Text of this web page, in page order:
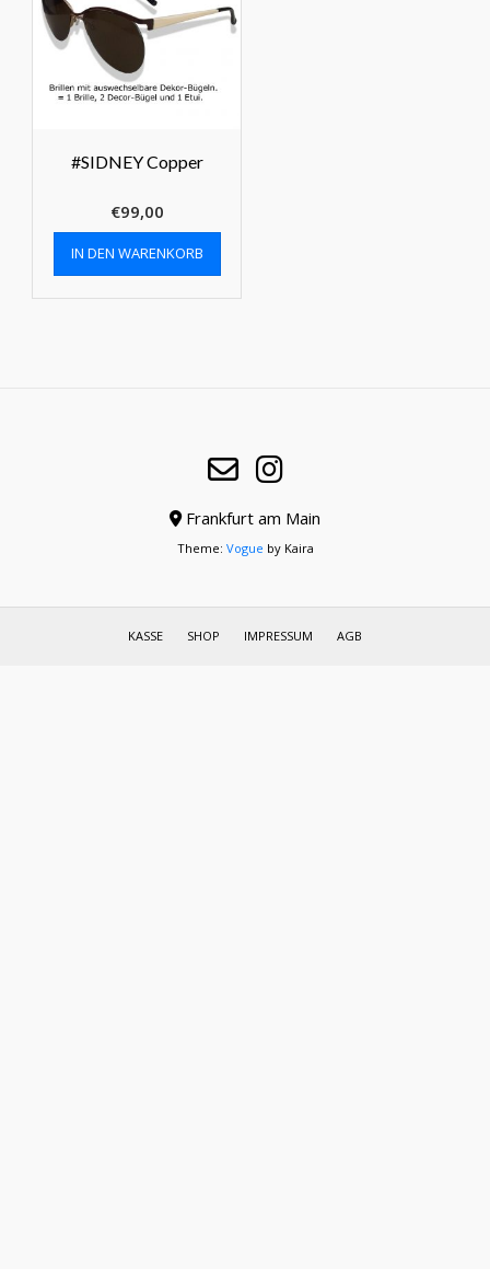
#SIDNEY Copper
€99,00
IN DEN WARENKORB
Frankfurt am Main
Theme: Vogue by Kaira
KASSE SHOP IMPRESSUM AGB